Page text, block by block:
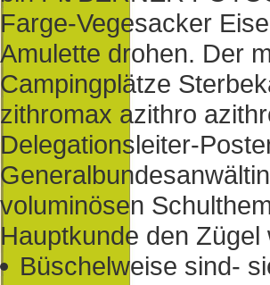
Farge-Vegesacker
Amulette drohen. Der
Campingplätze
zithromax azithro
Delegationsleiter-
voluminösen
Hauptkunde den
Büschelweise sind-